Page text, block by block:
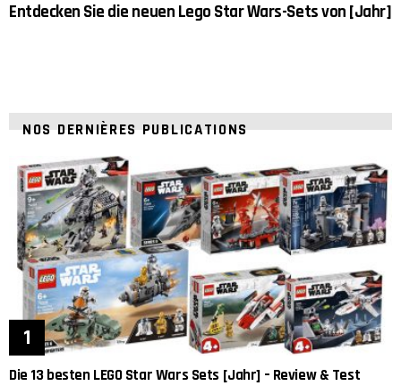
Entdecken Sie die neuen Lego Star Wars-Sets von [Jahr]
NOS DERNIÈRES PUBLICATIONS
Die 13 besten LEGO Star Wars Sets [Jahr] – Review & Test